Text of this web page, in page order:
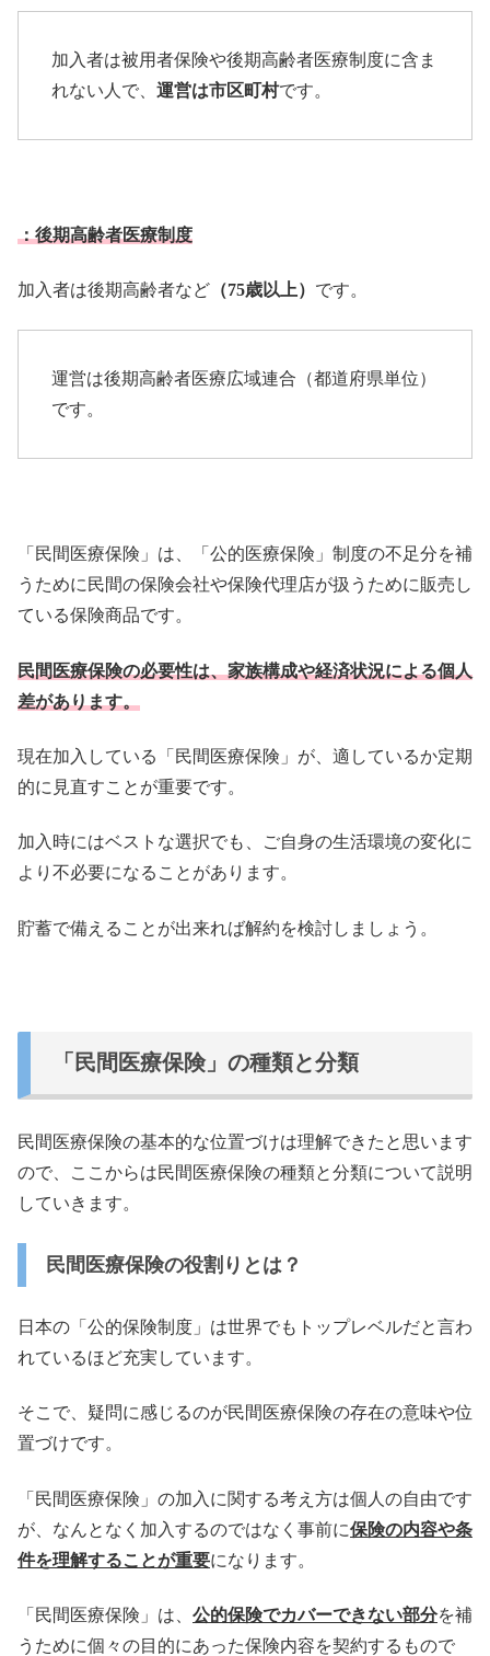
加入者は被用者保険や後期高齢者医療制度に含ま
れない人で、 運営は市区町村です。
：後期高齢者医療制度
加入者は後期高齢者など （75歳以上） です。
運営は後期高齢者医療広域連合（都道府県単位）
です。
「民間医療保険」は、「公的医療保険」 制度の不足分を補
うために民間の保険会社や保険代理店が扱うために販売し
ている保険商品です。
民間医療保険の必要性は、家族構成や経済状況による個人
差があります。
現在加入している「民間医療保険」が、 適しているか定期
的に見直すことが重要です。
加入時にはベストな選択でも、ご自身の生活環境の変化に
より不必要になることがあります。
貯蓄で備えることが出来れば解約を検討しましょう。
「民間医療保険」の種類と分類
民間医療保険の基本的な位置づけは理解できたと思います
ので、
ここからは民間医療保険の種類と分類について説明
していきます。
民間医療保険の役割りとは？
日本の「公的保険制度」 は世界でもトップレベルだと言わ
れているほど充実しています。
そこで、 疑問に感じるのが民間医療保険の存在の意味や位
置づけです。
「民間医療保険」の加入に関する考え方は個人の自由です
が、 なんとなく加入するのではなく事前に保険の内容や条
件を理解することが重要になります。
「民間医療保険」は、 公的保険でカバーできない部分を補
うために個々の目的にあった保険内容を契約するもので